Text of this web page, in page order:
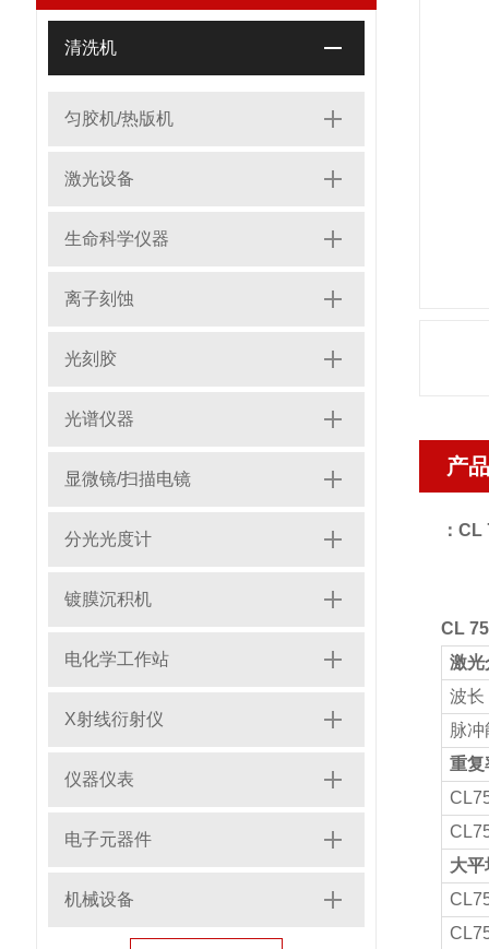
清洗机
匀胶机/热版机
激光设备
生命科学仪器
离子刻蚀
光刻胶
光谱仪器
显微镜/扫描电镜
分光光度计
镀膜沉积机
电化学工作站
X射线衍射仪
仪器仪表
电子元器件
机械设备
产
：
CL
激光
波长
脉
重复
大平